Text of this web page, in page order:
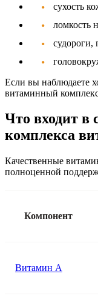
сухость
ломкость
судороги,
Если вы наблюдаете
витаминный
Что входит в
комплекса
Качественные
полноценной
Компонент
Витамин A